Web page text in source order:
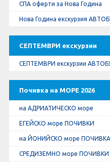
СПА оферти за Нова Година
Нова Година екскурзия
СЕПТЕМВРИ екскурзии
СЕПТЕМВРИ екскурзии
Почивка на МОРЕ 2026
на АДРИАТИЧЕСКО море
ЕГЕЙСКО море ПОЧИВКИ
на ЙОНИЙСКО море ПОЧИВКА
СРЕДИЗЕМНО море ПОЧИВКИ